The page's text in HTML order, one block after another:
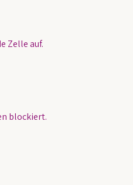
Zelle auf.
blockiert.